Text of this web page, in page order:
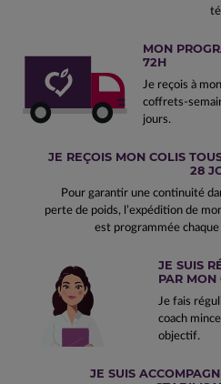
MON
72H
Je reçois à
coffrets-
jours.
JE REÇOIS MON COLIS
28
Pour garantir une continuité
perte de poids, l’expédition de
est programmée chaque
JE SUIS
PAR MON
Je fais
coach
objectif.
JE SUIS